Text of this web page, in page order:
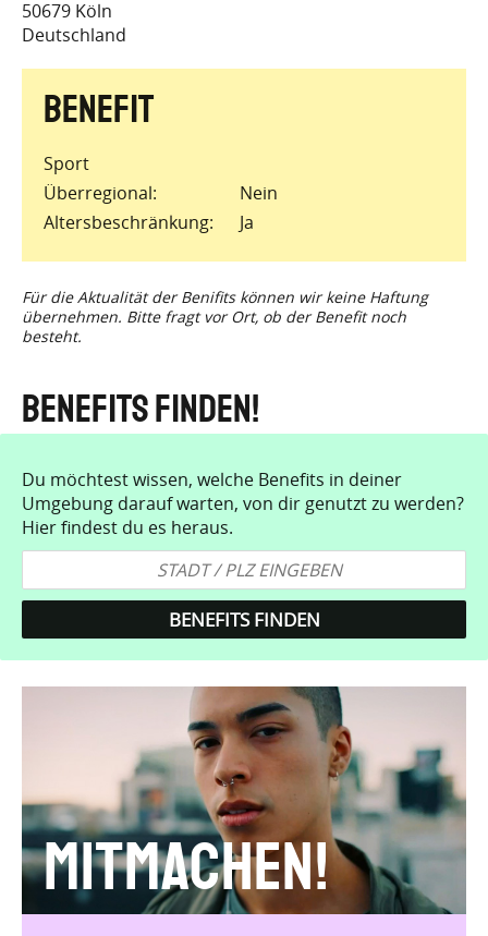
50679 Köln
Deutschland
Sport
Überregional
Nein
Altersbeschränkung
Ja
Für die Aktualität der Benifits können wir keine Haftung
übernehmen. Bitte fragt vor Ort, ob der Benefit noch
besteht.
Benefits finden!
Du möchtest wissen, welche Benefits in deiner
Umgebung darauf warten, von dir genutzt zu werden?
Hier findest du es heraus.
Mitmachen!